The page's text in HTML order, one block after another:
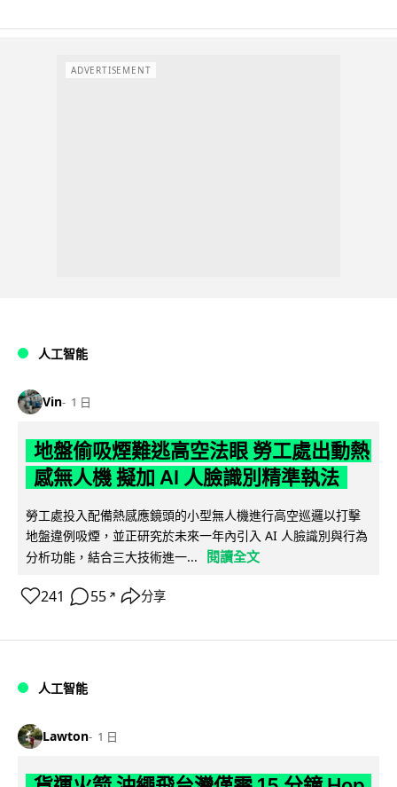
ADVERTISEMENT
人工智能
Vin 1 日
地盤偷吸煙難逃高空法眼 勞工處出動熱
感無人機 擬加 AI 人臉識別精準執法
勞工處投入配備熱感應鏡頭的小型無人機進行高空巡邏以打擊
地盤違例吸煙，並正研究於未來一年內引入 AI 人臉識別與行為
分析功能，結合三大技術進一...
閱讀全文
241 55 ↗ 分享
人工智能
Lawton 1 日